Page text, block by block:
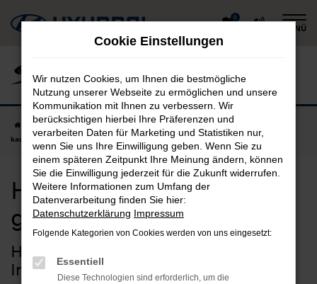
Zum
Hauptinhalt
0
MENÜ
Startseite Ingolstadt Hyundai
Hyundai i20 in Ingolstadt günstig
kaufen
Hyundai i20 in Ingolstadt
günstig kaufen
Hyundai i20 – unsere Idee für
Ingolstadt
Cookie Einstellungen
Wir nutzen Cookies, um Ihnen die bestmögliche
Nutzung unserer Webseite zu ermöglichen und unsere
Kommunikation mit Ihnen zu verbessern. Wir
berücksichtigen hierbei Ihre Präferenzen und
verarbeiten Daten für Marketing und Statistiken nur,
wenn Sie uns Ihre Einwilligung geben. Wenn Sie zu
einem späteren Zeitpunkt Ihre Meinung ändern, können
Sie die Einwilligung jederzeit für die Zukunft widerrufen.
Weitere Informationen zum Umfang der
Datenverarbeitung finden Sie hier:
Datenschutzerklärung Impressum
Folgende Kategorien von Cookies werden von uns eingesetzt:
Essentiell
Diese Technologien sind erforderlich, um die